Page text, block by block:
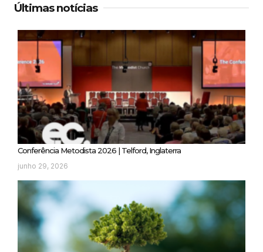
Últimas notícias
Conferência Metodista 2026 | Telford, Inglaterra
junho 29, 2026